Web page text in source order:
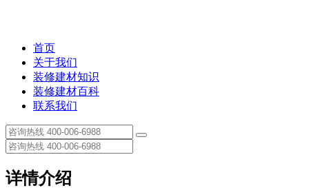
首页
关于我们
装修建材知识
装修建材百科
联系我们
详情介绍